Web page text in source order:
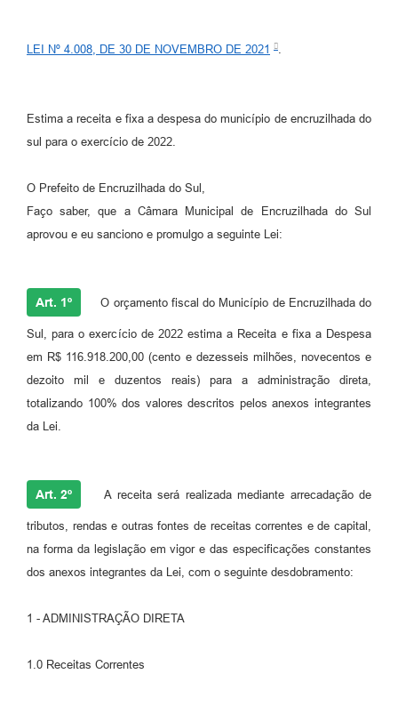
LEI Nº 4.008, DE 30 DE NOVEMBRO DE 2021 .
Estima a receita e fixa a despesa do município de encruzilhada do
sul para o exercício de 2022.
O Prefeito de Encruzilhada do Sul,
Faço saber, que a Câmara Municipal de Encruzilhada do Sul
aprovou e eu sanciono e promulgo a seguinte Lei:
Art. 1º O orçamento fiscal do Município de Encruzilhada do
Sul, para o exercício de 2022 estima a Receita e fixa a Despesa
em R$ 116.918.200,00 (cento e dezesseis milhões, novecentos e
dezoito mil e duzentos reais) para a administração direta,
totalizando 100% dos valores descritos pelos anexos integrantes
da Lei.
Art. 2º A receita será realizada mediante arrecadação de
tributos, rendas e outras fontes de receitas correntes e de capital,
na forma da legislação em vigor e das especificações constantes
dos anexos integrantes da Lei, com o seguinte desdobramento:
1 - ADMINISTRAÇÃO DIRETA
1.0 Receitas Correntes